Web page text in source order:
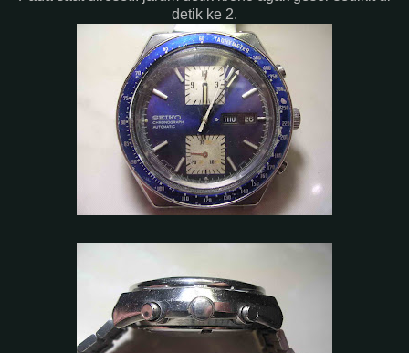
detik ke 2.